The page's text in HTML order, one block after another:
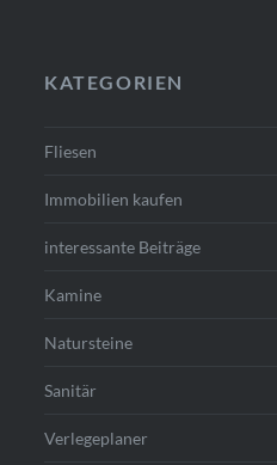
KATEGORIEN
Fliesen
Immobilien kaufen
interessante Beiträge
Kamine
Natursteine
Sanitär
Verlegeplaner